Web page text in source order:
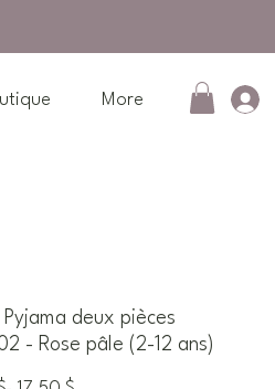
More
deux pièces
- Rose pâle (2-12 ans)